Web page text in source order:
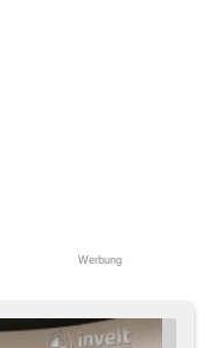
Werbung